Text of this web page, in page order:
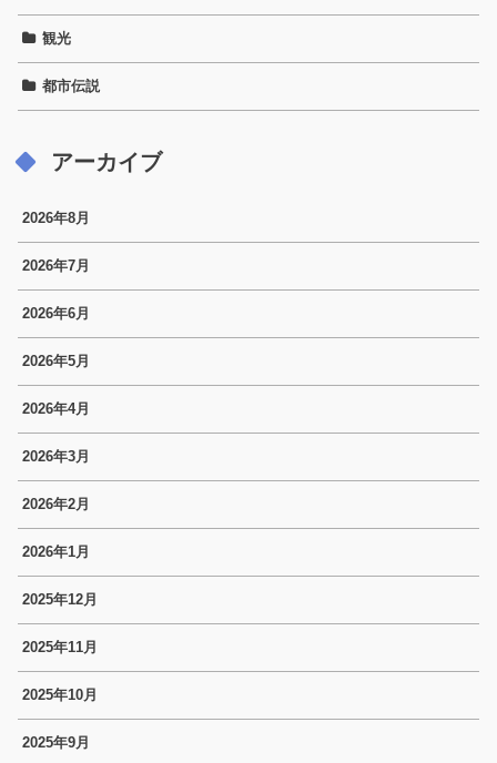
観光
都市伝説
アーカイブ
2026年8月
2026年7月
2026年6月
2026年5月
2026年4月
2026年3月
2026年2月
2026年1月
2025年12月
2025年11月
2025年10月
2025年9月